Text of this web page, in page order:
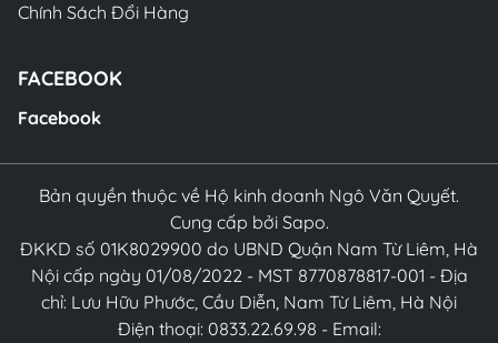
Chính Sách Đổi Hàng
FACEBOOK
Facebook
Bản quyền thuộc về Hộ kinh doanh Ngô Văn Quyết.
Cung cấp bởi Sapo.
ĐKKD số 01K8029900 do UBND Quận Nam Từ Liêm, Hà
Nội cấp ngày 01/08/2022 - MST 8770878817-001 - Địa
chỉ: Lưu Hữu Phước, Cầu Diễn, Nam Từ Liêm, Hà Nội
Điện thoại: 0833.22.69.98 - Email: